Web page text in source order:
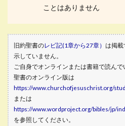
ことはありません
旧約聖書のレビ記(1章から27章） は掲載
示していません。
ご自身でオンラインまたは書籍で読んで
聖書のオンライン版は
https://www.churchofjesuschrist.org/
または
https://www.wordproject.org/bibles/jp/
を参照してください。